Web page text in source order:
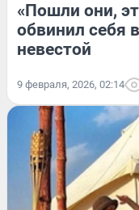
«Пошли они,
обвинил себя
невестой
9 февраля, 2026, 02:14